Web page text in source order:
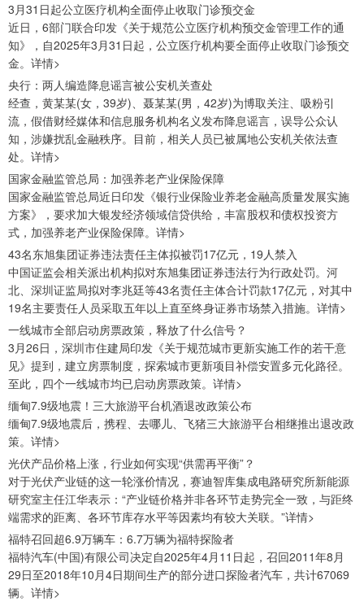
3月31日起公立医疗机构全面停止收取门诊预交金
近日，6部门联合印发《关于规范公立医疗机构预交金管理工作的通
知》，自2025年3月31日起，公立医疗机构要全面停止收取门诊预交
金。详情>
央行：两人编造降息谣言被公安机关查处
经查，黄某某(女，39岁)、聂某某(男，42岁)为博取关注、吸粉引
流，假借财经媒体和信息服务机构名义发布降息谣言，误导公众认
知，涉嫌扰乱金融秩序。目前，相关人员已被属地公安机关依法查
处。详情>
国家金融监管总局：加强养老产业保险保障
国家金融监管总局近日印发《银行业保险业养老金融高质量发展实施
方案》，要求加大银发经济领域信贷供给，丰富股权和债权投资方
式，加强养老产业保险保障。详情>
43名东旭集团证券违法责任主体拟被罚17亿元，19人禁入
中国证监会相关派出机构拟对东旭集团证券违法行为行政处罚。河
北、深圳证监局拟对李兆廷等43名责任主体合计罚款17亿元，对其中
19名主要责任人员采取五年以上直至终身证券市场禁入措施。详情>
一线城市全部启动房票政策，释放了什么信号？
3月26日，深圳市住建局印发《关于规范城市更新实施工作的若干意
见》提到，建立房票制度，探索城市更新项目补偿安置多元化路径。
至此，四个一线城市均已启动房票政策。详情>
缅甸7.9级地震！三大旅游平台机酒退改政策公布
缅甸7.9级地震后，携程、去哪儿、飞猪三大旅游平台相继推出退改政
策。详情>
光伏产品价格上涨，行业如何实现“供需再平衡”？
对于光伏产业链的这一轮涨价情况，赛迪智库集成电路研究所新能源
研究室主任江华表示：“产业链价格并非各环节走势完全一致，与距终
端需求的距离、各环节库存水平等因素均有较大关联。”详情>
福特召回超6.9万辆车：6.7万辆为福特探险者
福特汽车(中国)有限公司决定自2025年4月11日起，召回2011年8月
29日至2018年10月4日期间生产的部分进口探险者汽车，共计67069
辆。详情>